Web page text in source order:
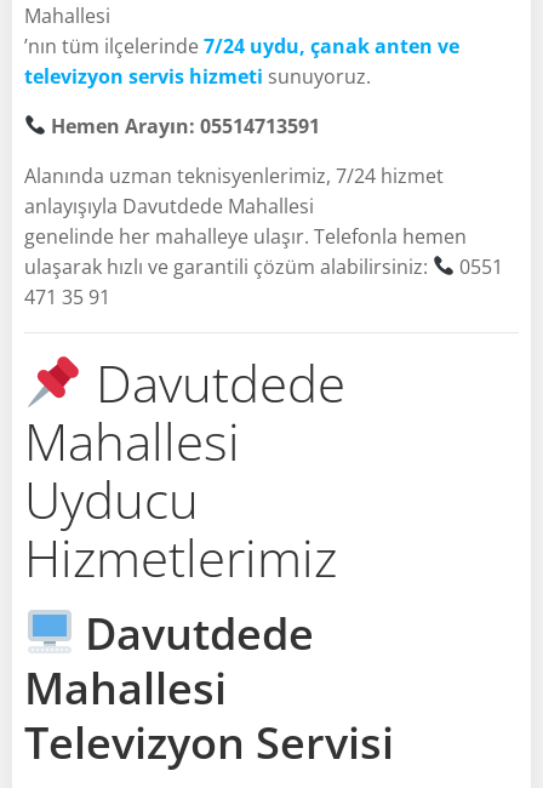
Mahallesi
’nın tüm ilçelerinde7/24 uydu, çanak anten ve
televizyon servis hizmeti sunuyoruz.
Hemen Arayın: 05514713591
Alanında uzman teknisyenlerimiz, 7/24 hizmet
anlayışıyla Davutdede Mahallesi
genelinde her mahalleye ulaşır. Telefonla hemen
ulaşarak hızlı ve garantili çözüm alabilirsiniz:
0551
471 35 91
Davutdede
Mahallesi
Uyducu
Hizmetlerimiz
Davutdede
Mahallesi
Televizyon Servisi